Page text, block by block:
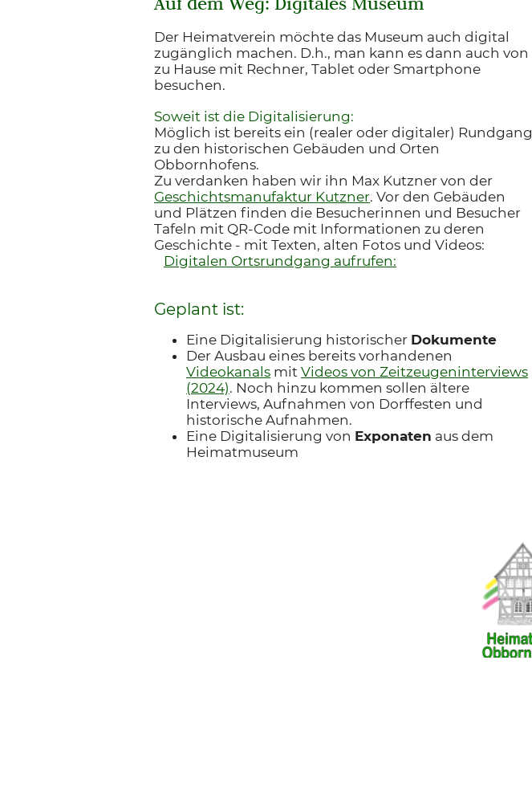
Der Heimatverein möchte das Museum auch digital
zugänglich machen. D.h., man kann es dann auch von
zu Hause mit Rechner, Tablet oder Smartphone
besuchen.
Soweit ist die Digitalisierung:
Möglich ist bereits ein (realer oder digitaler) Rundgang
zu den historischen Gebäuden und Orten
Obbornhofens.
Zu verdanken haben wir ihn Max Kutzner von der
Geschichtsmanufaktur Kutzner. Vor den Gebäuden
und Plätzen finden die Besucherinnen und Besucher
Tafeln mit QR-Code mit Informationen zu deren
Geschichte - mit Texten, alten Fotos und Videos:
Digitalen Ortsrundgang aufrufen:
Geplant ist:
Eine Digitalisierung historischer Dokumente
Der Ausbau eines bereits vorhandenen
Videokanals mit Videos von Zeitzeugeninterviews
(2024). Noch hinzu kommen sollen ältere
Interviews, Aufnahmen von Dorffesten und
historische Aufnahmen.
Eine Digitalisierung von Exponaten aus dem
Heimatmuseum